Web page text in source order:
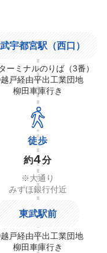
宇都宮駅（西口）
ーミナルのりば（3番）
戸経由平出工業団地
柳田車庫行き
徒歩
約4分
※大通り
みずほ銀行付近
東武駅前
戸経由平出工業団地
柳田車庫行き